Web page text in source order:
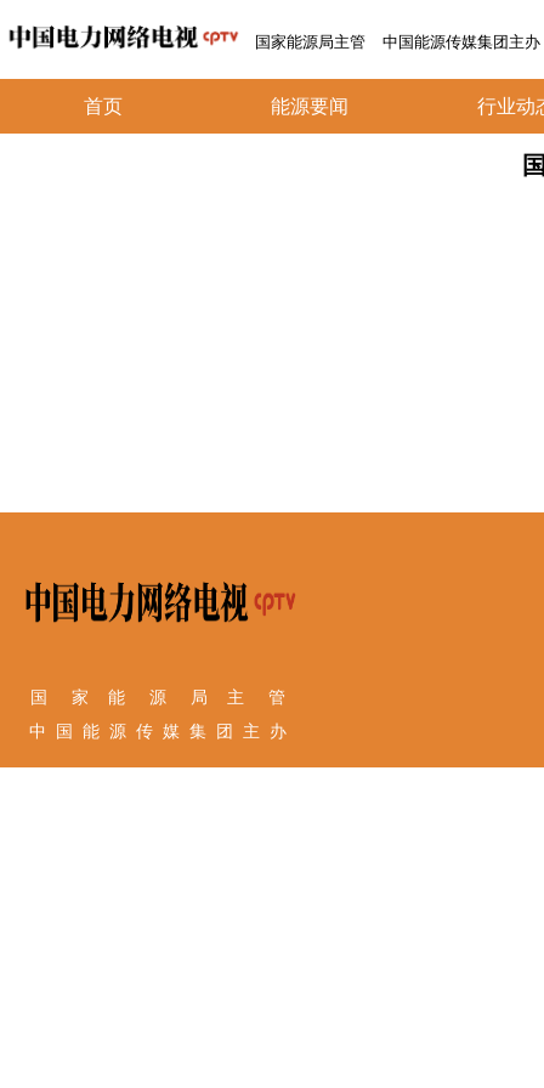
国家能源局主管 中国能源传媒集团主办
首页 能源要闻 行业动
国 家 能 源 局 主 管
中 国 能 源 传 媒 集 团 主 办